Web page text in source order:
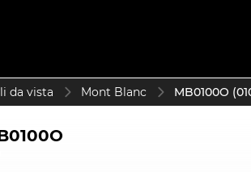
da vista Mont Blanc MB0100O